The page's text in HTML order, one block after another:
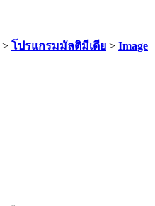
> โปรแกรมมัลติมีเดีย > Image